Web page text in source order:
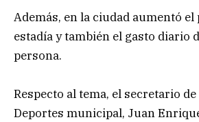
Además, en la ciudad aumentó
estadía y también el gasto diario
persona.
Respecto al tema, el secretario
Deportes municipal, Juan